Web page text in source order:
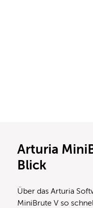
Arturia
Blick
Über das Arturia
MiniBrute V so